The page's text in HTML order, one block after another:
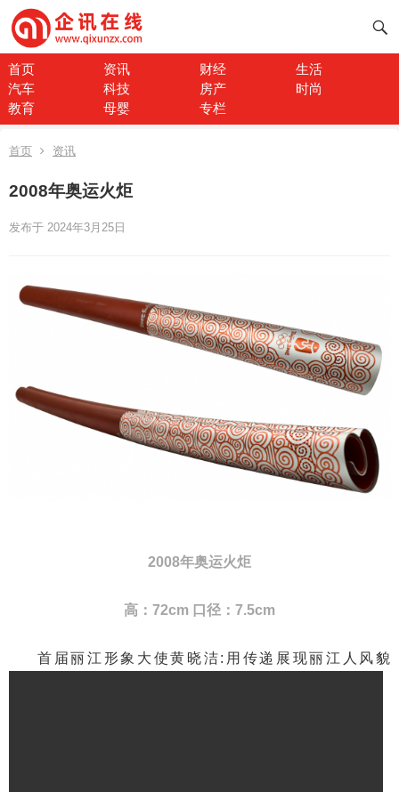
首页 资讯 财经
生活
汽车
科技 房产
时尚
教育
母婴 专栏
首页 资讯
2008年奥运火炬
发布于 2024年3月25日
2008年奥运火炬
高：72cm 口径：7.5cm
首届丽江形象大使黄晓洁:用传递展现丽江人风貌